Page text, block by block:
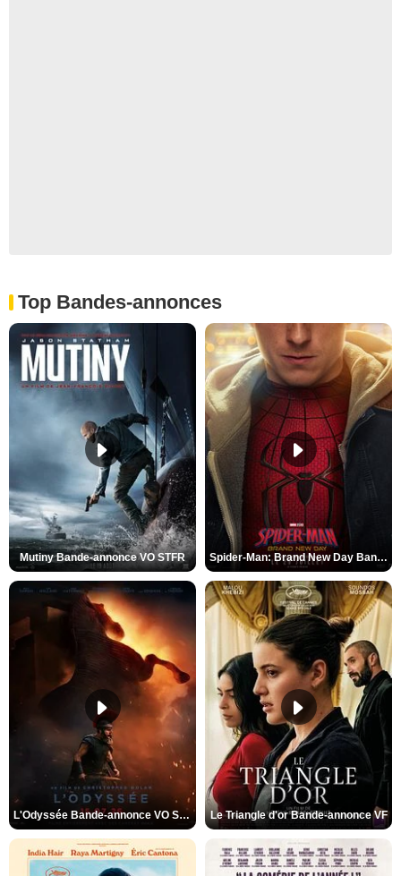
Top Bandes-annonces
Mutiny Bande-annonce VO STFR Spider-Man: Brand New Day Bande-annonce VO STFR
L'Odyssée Bande-annonce VO STFR Le Triangle d'or Bande-annonce VF